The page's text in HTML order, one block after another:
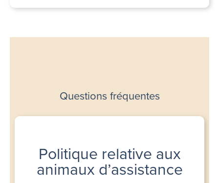
Questions fréquentes
Politique relative aux
animaux d’assistance